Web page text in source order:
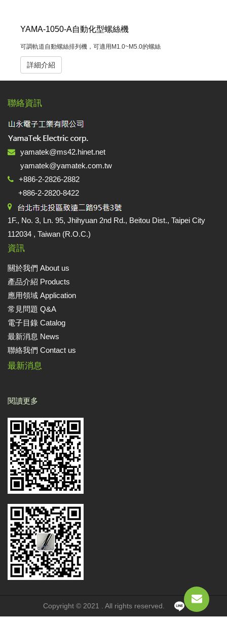
YAMA-1050-A自動化型螺絲機
可調軌道自動螺絲排列機，可適用M1.0~M5.0的螺絲
詳細介紹
聯絡資訊
yamatek@ms42.hinet.net
yamatek@yamatek.com.tw
+886-2-2826-2882
+886-2-2820-8422
1F., No. 3, Ln. 95, Jhihyuan 2nd Rd., Beitou Dist., Taipei City
112034 , Taiwan (R.O.C.)
資訊
關於我們 About us
產品介紹 Products
應用領域 Application
常見問題 Q&A
電子目錄 Catalog
最新消息 News
聯絡我們 Contact us
最新消息
閱讀更多
Copyright © 2021 . All rights reserved.